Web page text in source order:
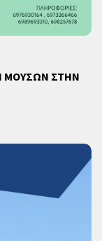
ΜΟΥΣΩΝ ΣΤΗΝ